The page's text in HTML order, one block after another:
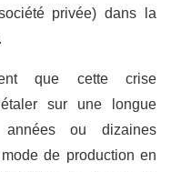
privée) dans la
que cette crise
sur une longue
années ou dizaines
de production en